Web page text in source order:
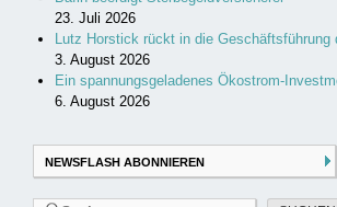
23. Juli 2026
Lutz Horstick rückt in die Geschäftsführung
3. August 2026
Ein spannungsgeladenes Ökostrom-
6. August 2026
NEWSFLASH ABONNIEREN